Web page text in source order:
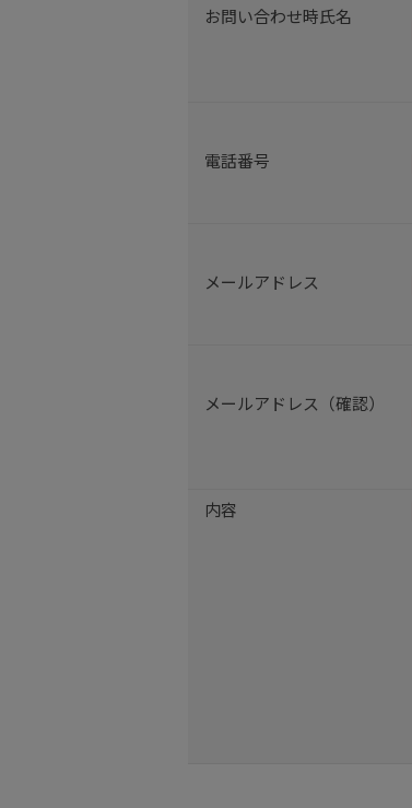
お問い合わせ時氏名
電話番号
メールアドレス
メールアドレス（確認）
内容